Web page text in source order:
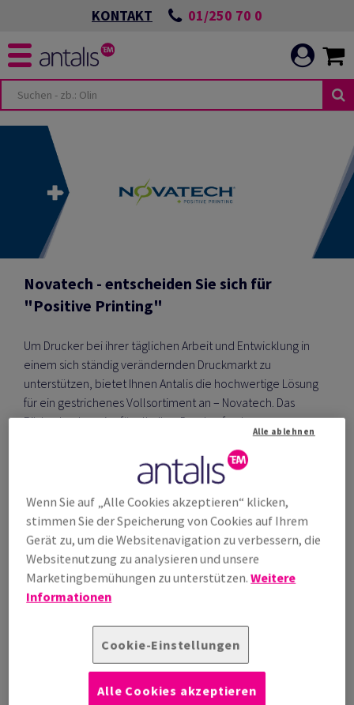
KONTAKT 01/250 70 0
Novatech - entscheiden Sie sich für
"Positive Printing"
Um Drucker bei ihrer täglichen Arbeit und Entwicklung in
einem sich ständig verändernden Druckmarkt zu
unterstützen, bietet Ihnen Antalis die hochwertige Lösung
für ein gestrichenes Vollsortiment an – Novatech. Das
Bilderdruckpapier für alle Ihre Druckanforderungen
unabhängig von der Anwendung und der Komplexität des
Drucks. Novatech eignet sich für Offset-, Inkjet- und
Digitaltechnologien und ist auch in Digitalformaten
erhältlich.
Download Sortimentsübersicht
Jetzt bestellen
Wenn Sie auf „Alle Cookies akzeptieren“ klicken,
stimmen Sie der Speicherung von Cookies auf Ihrem
Gerät zu, um die Websitenavigation zu verbessern, die
Websitenutzung zu analysieren und unsere
Marketingbemühungen zu unterstützen.Weitere
Informationen
Cookie-Einstellungen
Alle ablehnen
Alle Cookies akzeptieren